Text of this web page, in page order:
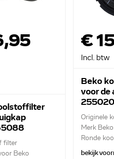
filter
Beko
€
Incl. btw
Beko
voor de
255020
Originele
Merk Beko
Ronde
bekijk